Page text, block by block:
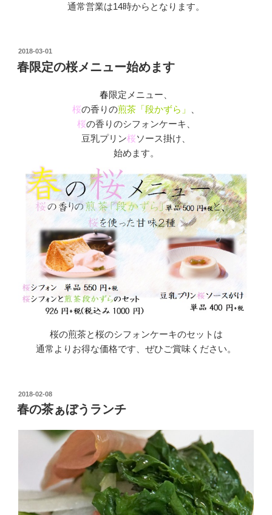
通常営業は14時からとなります。
投
稿
日:
2018-03-01
春限定の桜メニュー始めます
春限定メニュー、
桜の香りの煎茶「段かずら」
桜の香りのシフォンケーキ、
豆乳プリン桜ソース掛け、
始めます。
桜の煎茶と桜のシフォンケーキのセットは
通常よりお得な価格です、ぜひご賞味ください。
投
稿
日:
2018-02-08
春の茶ぁぼうランチ